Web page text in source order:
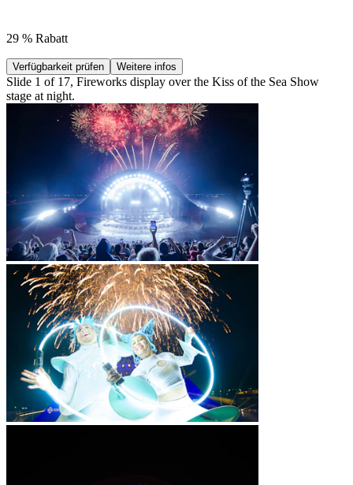
29 % Rabatt
Verfügbarkeit prüfen Weitere infos
Slide 1 of 17, Fireworks display over the Kiss of the Sea Show
stage at night.